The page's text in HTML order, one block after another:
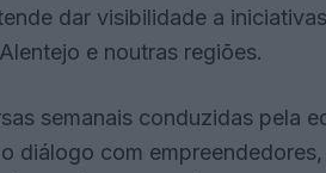
dar visibilidade a
e noutras regiões.
semanais conduzidas pela
diálogo com